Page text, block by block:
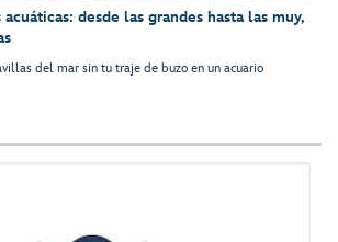
desde las grandes hasta las muy,
del mar sin tu traje de buzo en un acuario